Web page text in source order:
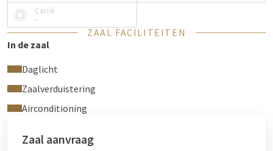
Uitbreidbaar met Anshi
De combinatie Sequoia + Kruger kan verder worden uitgebreid
eventdomein vormen:
Sequoia + Kruger + Anshi
grote conferenties, events met meerdere parallelle
Carré
-
ZAAL FACILITEITEN
In de zaal
Daglicht
Zaalverduistering
Airconditioning
Zaal aanvraag